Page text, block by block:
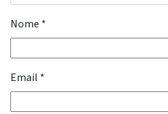
Nome *
Email *